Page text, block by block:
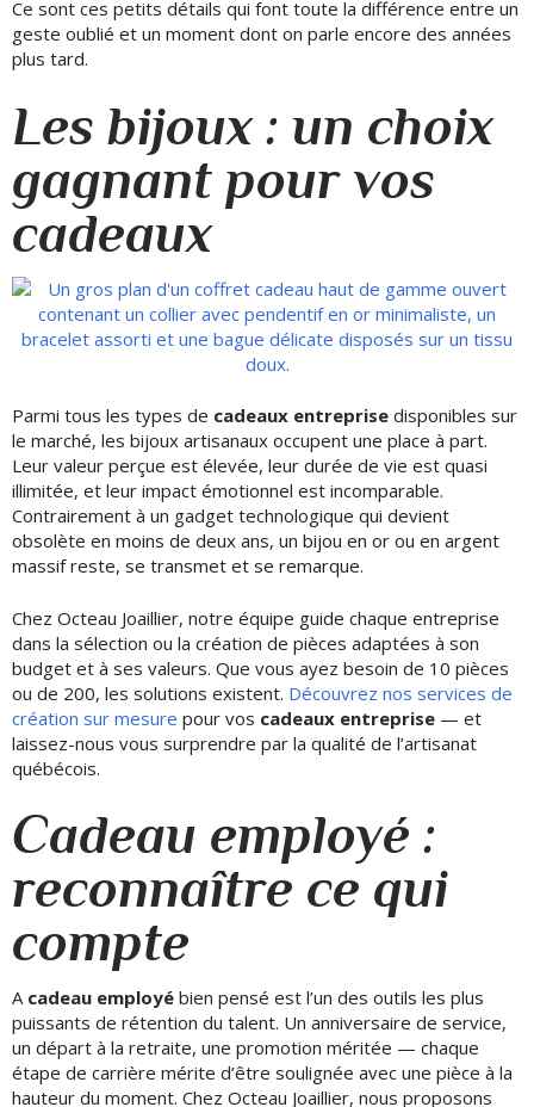
Ce sont ces petits détails qui font toute la différence entre un
geste oublié et un moment dont on parle encore des années
plus tard.
Les bijoux : un choix
gagnant pour vos
cadeaux
Parmi tous les types de cadeaux entreprise disponibles sur
le marché, les bijoux artisanaux occupent une place à part.
Leur valeur perçue est élevée, leur durée de vie est quasi
illimitée, et leur impact émotionnel est incomparable.
Contrairement à un gadget technologique qui devient
obsolète en moins de deux ans, un bijou en or ou en argent
massif reste, se transmet et se remarque.
Chez Octeau Joaillier, notre équipe guide chaque entreprise
dans la sélection ou la création de pièces adaptées à son
budget et à ses valeurs. Que vous ayez besoin de 10 pièces
ou de 200, les solutions existent. Découvrez nos services de
création sur mesure pour vos cadeaux entreprise — et
laissez-nous vous surprendre par la qualité de l’artisanat
québécois.
Cadeau employé :
reconnaître ce qui
compte
A cadeau employé bien pensé est l’un des outils les plus
puissants de rétention du talent. Un anniversaire de service,
un départ à la retraite, une promotion méritée — chaque
étape de carrière mérite d’être soulignée avec une pièce à la
hauteur du moment. Chez Octeau Joaillier, nous proposons